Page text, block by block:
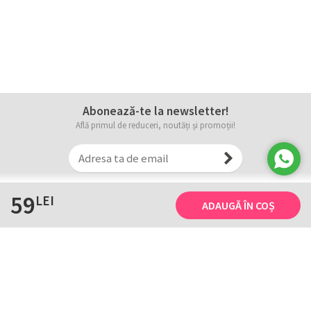
59LEI ADAUGĂ ÎN COȘ
Abonează-te la newsletter!
Află primul de reduceri, noutăți și promoții!
Tricourile noastre